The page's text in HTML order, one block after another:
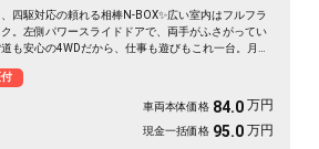
四駆対応の頼れる相棒N-BOX✨広い室内はフルフラ
。左側パワースライドドアで、両手がふさがってい
も安心の4WDだから、仕事も遊びもこれ一台。月々
の相棒にぴったり💫《1年保証付》で安心の一台😊
車両本体価格 84.0 万円
現金一括価格 95.0 万円